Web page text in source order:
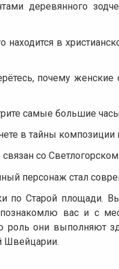
деревянного
находится в
почему женские
самые большие
в тайны композиции
со
персонаж стал
Старой площади.
вас и с
они выполняют
Швейцарии.